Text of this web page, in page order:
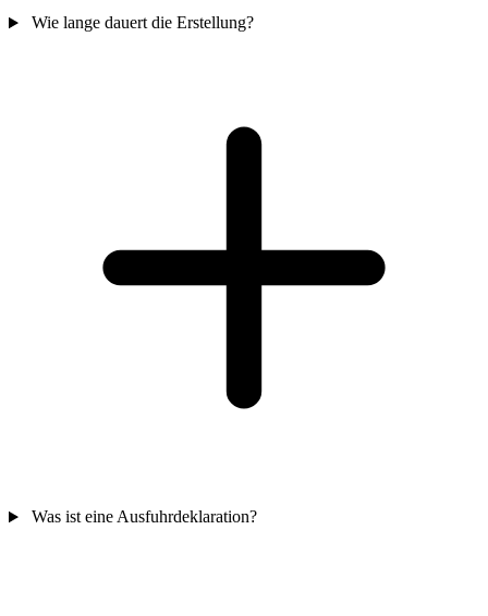
Wie lange dauert die Erstellung?
Was ist eine Ausfuhrdeklaration?